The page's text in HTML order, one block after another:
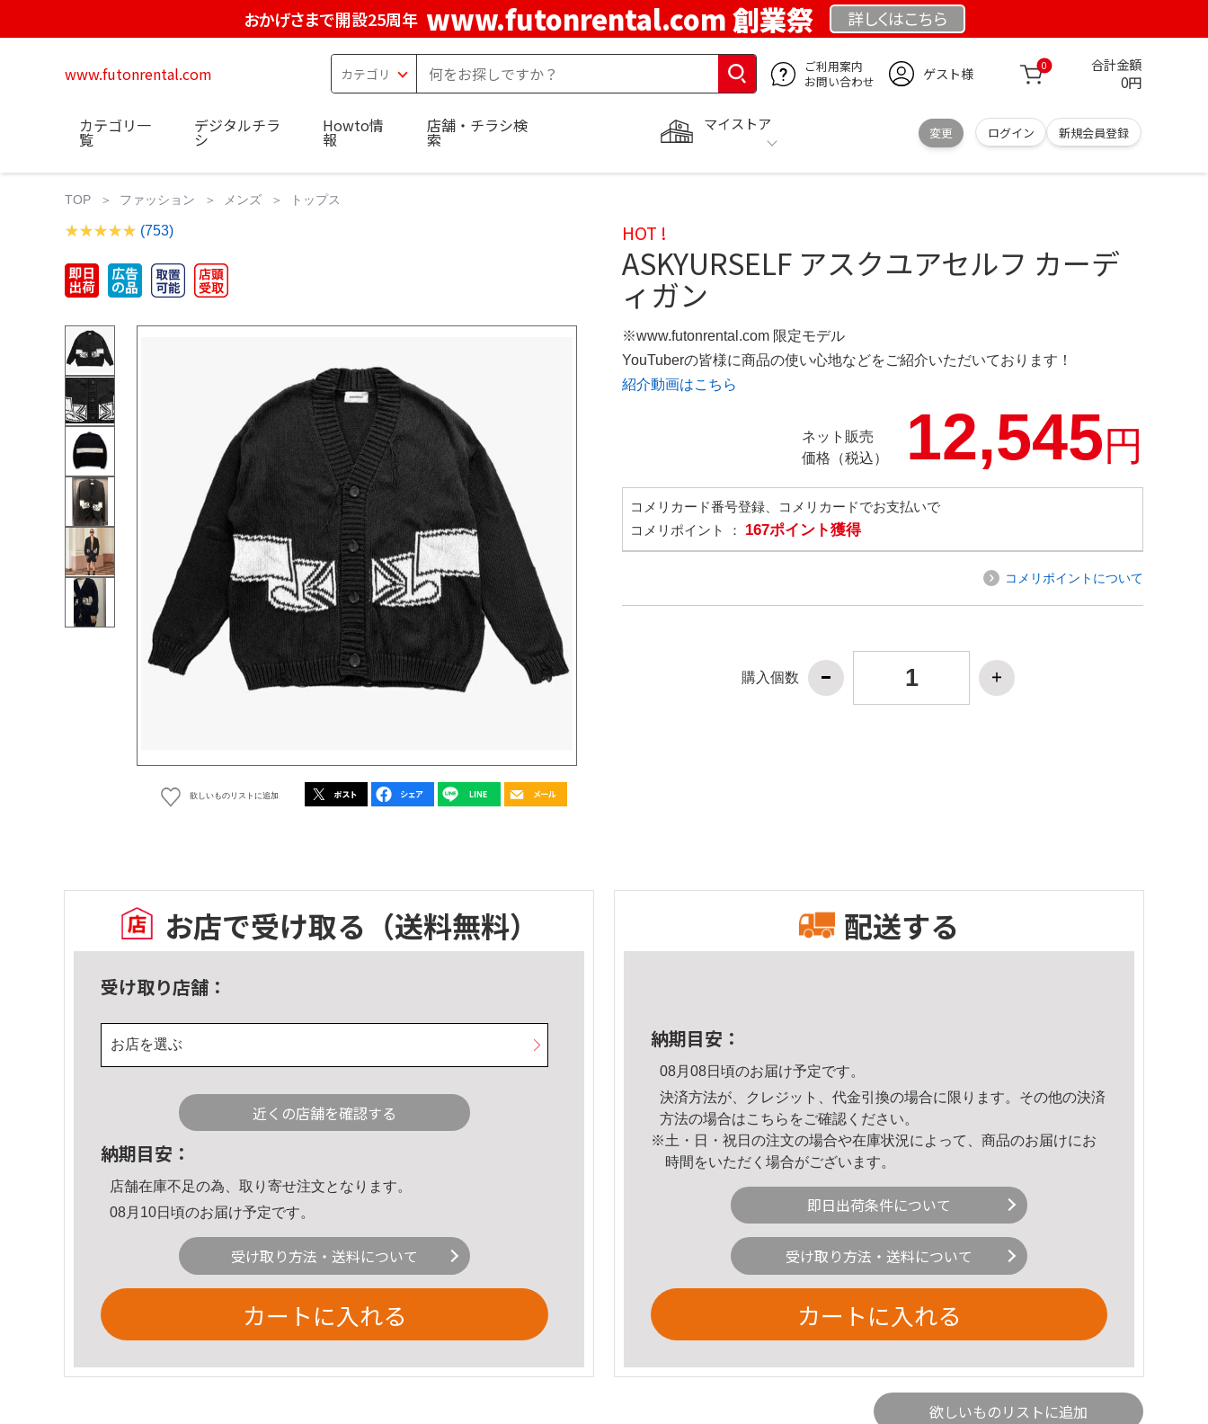
おかげさまで開設25周年 www.futonrental.com 創業祭 詳しくはこちら
www.futonrental.com
ご利用案内
お問い合わせ
ゲスト様 0 合計金額
0円
マイストア
変更 ログイン 新規会員登録
カテゴリ一
覧
デジタルチラ
シ
Howto情
報
店舗・チラシ検
索
TOP ファッション メンズ トップス
(753)
欲しいものリストに追加
HOT !
ASKYURSELF アスクユアセルフ カーデ
ィガン
※www.futonrental.com 限定モデル
YouTuberの皆様に商品の使い心地などをご紹介いただいております！
紹介動画はこちら
ネット販売
価格（税込）
12,545円
コメリカード番号登録、コメリカードでお支払いで
コメリポイント ： 167ポイント獲得
コメリポイントについて
購入個数
お店で受け取る （送料無料）
受け取り店舗：
お店を選ぶ
近くの店舗を確認する
納期目安：
店舗在庫不足の為、取り寄せ注文となります。
08月10日頃のお届け予定です。
受け取り方法・送料について
カートに入れる
配送する
納期目安：
08月08日頃のお届け予定です。
決済方法が、クレジット、代金引換の場合に限ります。その他の決済
方法の場合はこちら をご確認ください。
※土・日・祝日の注文の場合や在庫状況によって、商品のお届けにお
時間をいただく場合がございます。
即日出荷条件について
受け取り方法・送料について
カートに入れる
欲しいものリストに追加